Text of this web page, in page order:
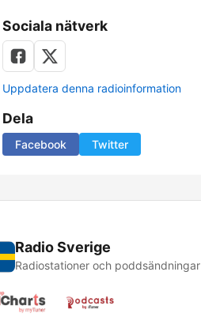
Sociala nätverk
Uppdatera denna radioinformation
Dela
Facebook Twitter
Radio Sverige
Radiostationer och poddsändningar